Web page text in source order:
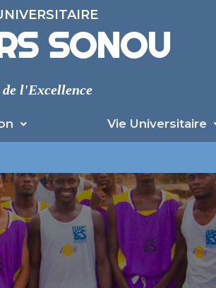
SONOU
de l'Excellence
Vie Universitaire